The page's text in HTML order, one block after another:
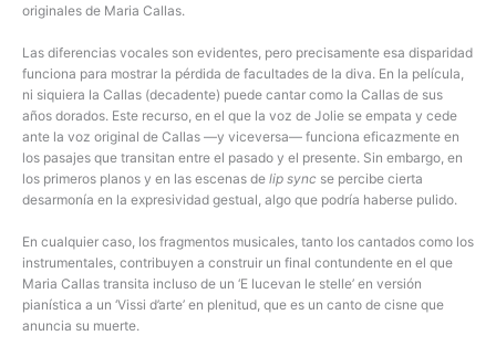
originales de Maria Callas.
Las diferencias vocales son evidentes, pero precisamente esa disparidad
funciona para mostrar la pérdida de facultades de la diva. En la película,
ni siquiera la Callas (decadente) puede cantar como la Callas de sus
años dorados. Este recurso, en el que la voz de Jolie se empata y cede
ante la voz original de Callas —y viceversa— funciona eficazmente en
los pasajes que transitan entre el pasado y el presente. Sin embargo, en
los primeros planos y en las escenas de lip sync se percibe cierta
desarmonía en la expresividad gestual, algo que podría haberse pulido.
En cualquier caso, los fragmentos musicales, tanto los cantados como los
instrumentales, contribuyen a construir un final contundente en el que
Maria Callas transita incluso de un ‘E lucevan le stelle’ en versión
pianística a un ‘Vissi d’arte’ en plenitud, que es un canto de cisne que
anuncia su muerte.